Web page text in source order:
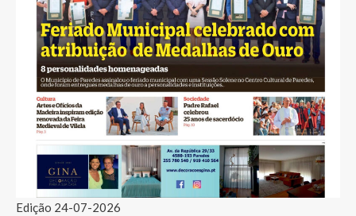
Edição 24-07-2026